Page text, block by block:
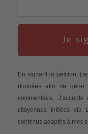
Je
En signant la pétition,
données afin de
commentaire.
citoyennes initiées via
contenus adaptés à mes